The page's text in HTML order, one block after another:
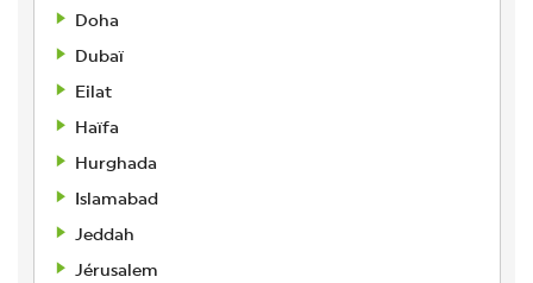
Doha
Dubaï
Eilat
Haïfa
Hurghada
Islamabad
Jeddah
Jérusalem